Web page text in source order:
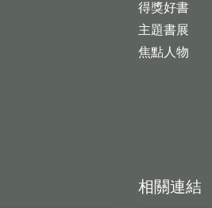
得獎好書
主題書展
焦點人物
相關連結